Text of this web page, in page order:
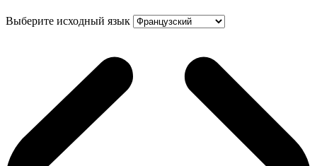
Выберите исходный язык